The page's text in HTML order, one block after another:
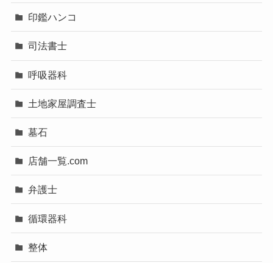
印鑑ハンコ
司法書士
呼吸器科
土地家屋調査士
墓石
店舗一覧.com
弁護士
循環器科
整体